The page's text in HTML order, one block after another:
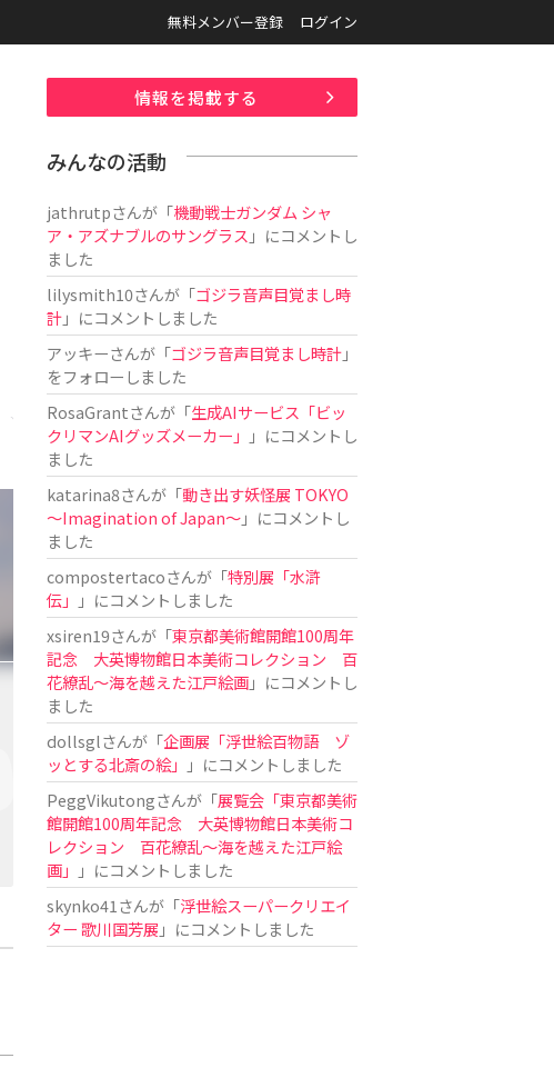
無料メンバー登録 ログイン
情報を掲載する
みんなの活動
jathrutpさんが「機動戦士ガンダム シャ
ア・アズナブルのサングラス 」にコメントし
ました
lilysmith10さんが「ゴジラ音声目覚まし時
計」にコメントしました
アッキーさんが「ゴジラ音声目覚まし時計」
をフォローしました
RosaGrantさんが「生成AIサービス「ビッ
クリマンAIグッズメーカー」
」にコメントし
ました
katarina8さんが「動き出す妖怪展 TOKYO
〜Imagination of Japan〜」にコメントし
ました
compostertacoさんが「特別展「水滸
伝」
」にコメントしました
xsiren19さんが「東京都美術館開館100周年
記念 大英博物館日本美術コレクション 百
花繚乱～海を越えた江戸絵画」にコメントし
ました
dollsglさんが「企画展「浮世絵百物語 ゾ
ッとする北斎の絵」
」にコメントしました
PeggVikutongさんが「展覧会「東京都美術
館開館100周年記念 大英博物館日本美術コ
レクション 百花繚乱〜海を越えた江戸絵
画」
」にコメントしました
skynko41 さんが「浮世絵スーパークリエイ
ター 歌川国芳展 」にコメントしました